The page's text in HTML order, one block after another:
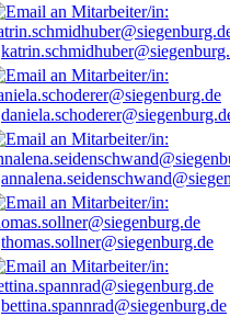
thomas.sollner@siegenburg.de
bettina.spannrad@siegenburg.de